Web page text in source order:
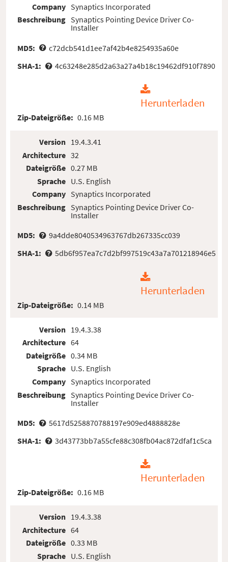
Company
Beschreibung
Synaptics Incorporated
Synaptics Pointing Device Driver Co-
Installer
MD5:
c72dcb541d1ee7af42b4e8254935a60e
SHA-1:
4c63248e285d2a63a27a4b18c19462df910f7890
Herunterladen
Zip-Dateigröße: 0.16 MB
Version
Architecture
Dateigröße
Sprache
Company
Beschreibung
19.4.3.41
32
0.27 MB
U.S. English
Synaptics Incorporated
Synaptics Pointing Device Driver Co-
Installer
MD5:
9a4dde8040534963767db267335cc039
SHA-1:
5db6f957ea7c7d2bf997519c43a7a701218946e5
Herunterladen
Zip-Dateigröße: 0.14 MB
Version
Architecture
Dateigröße
Sprache
Company
Beschreibung
19.4.3.38
64
0.34 MB
U.S. English
Synaptics Incorporated
Synaptics Pointing Device Driver Co-
Installer
MD5:
5617d5258870788197e909ed4888828e
SHA-1:
3d43773bb7a55cfe88c308fb04ac872dfaf1c5ca
Herunterladen
Zip-Dateigröße: 0.16 MB
Version
Architecture
Dateigröße
Sprache
19.4.3.38
64
0.33 MB
U.S. English